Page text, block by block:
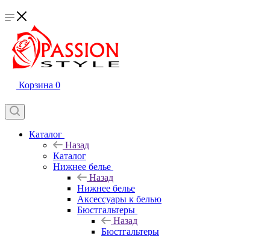
Корзина 0
Каталог
Назад
Каталог
Нижнее белье
Назад
Нижнее белье
Аксессуары к белью
Бюстгальтеры
Назад
Бюстгальтеры